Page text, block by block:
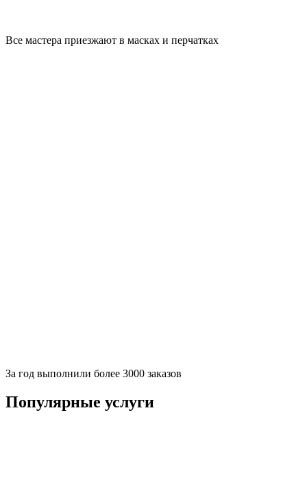
Все мастера приезжают в масках и перчатках
За год выполнили более 3000 заказов
Популярные услуги